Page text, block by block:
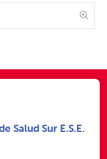
Salud Sur E.S.E.